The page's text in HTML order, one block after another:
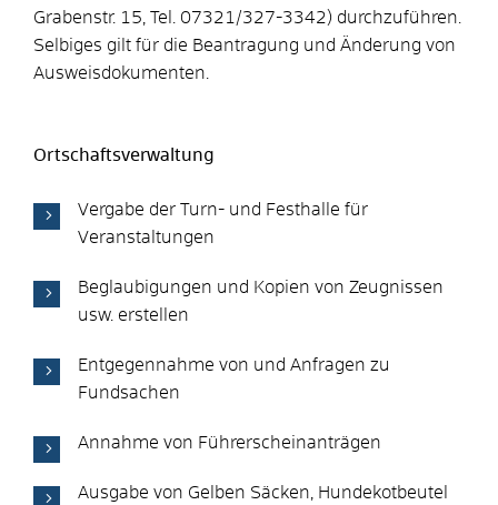
Grabenstr. 15, Tel. 07321/327-3342) durchzuführen.
Selbiges gilt für die Beantragung und Änderung von
Ausweisdokumenten.
Ortschaftsverwaltung
Vergabe der Turn- und Festhalle für
Veranstaltungen
Beglaubigungen und Kopien von Zeugnissen
usw. erstellen
Entgegennahme von und Anfragen zu
Fundsachen
Annahme von Führerscheinanträgen
Ausgabe von Gelben Säcken, Hundekotbeutel